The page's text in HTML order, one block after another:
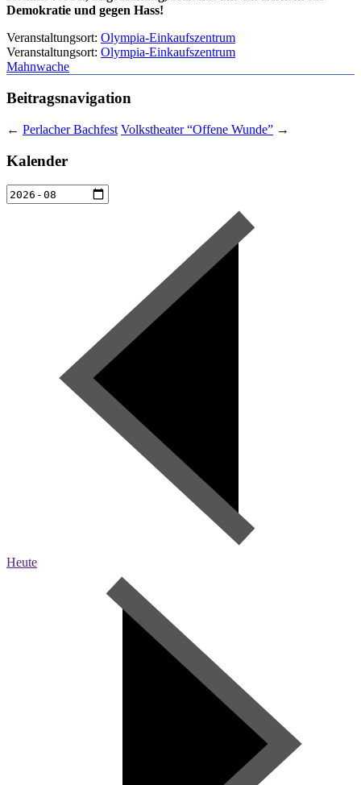
Demokratie und gegen Hass!
Veranstaltungsort: Olympia-Einkaufszentrum
Veranstaltungsort: Olympia-Einkaufszentrum
Mahnwache
Beitragsnavigation
← Perlacher Bachfest Volkstheater “Offene Wunde” →
Kalender
Heute